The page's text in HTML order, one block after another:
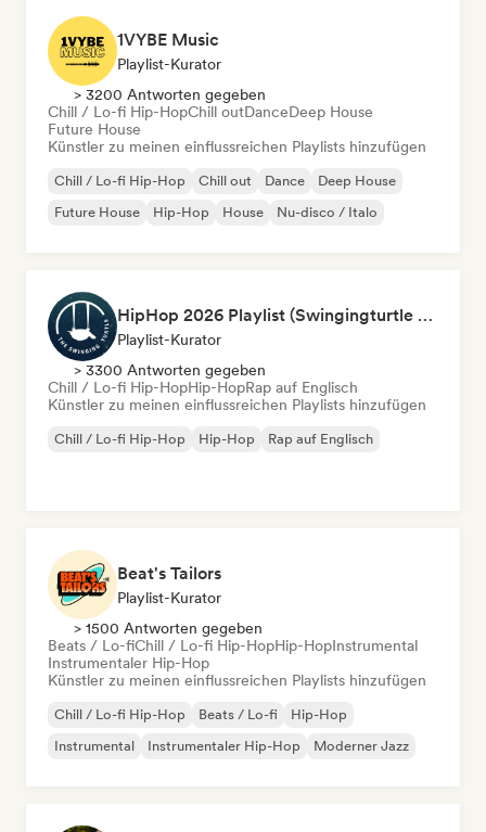
1VYBE Music
Playlist-Kurator
> 3200 Antworten gegeben
Chill / Lo-fi Hip-HopChill outDanceDeep House
Future House
Künstler zu meinen einflussreichen Playlists hinzufügen
Chill / Lo-fi Hip-Hop Chill out Dance
Deep House
Future House
Hip-Hop House Nu-disco / Italo
HipHop 2026 Playlist (Swingingturtle Records)
Playlist-Kurator
> 3300 Antworten gegeben
Chill / Lo-fi Hip-HopHip-HopRap auf Englisch
Künstler zu meinen einflussreichen Playlists hinzufügen
Chill / Lo-fi Hip-Hop Hip-Hop Rap auf Englisch
Beat's Tailors
Playlist-Kurator
> 1500 Antworten gegeben
Beats / Lo-fiChill / Lo-fi Hip-HopHip-HopInstrumental
Instrumentaler Hip-Hop
Künstler zu meinen einflussreichen Playlists hinzufügen
Chill / Lo-fi Hip-Hop Beats / Lo-fi
Hip-Hop
Instrumental
Instrumentaler Hip-Hop Moderner Jazz